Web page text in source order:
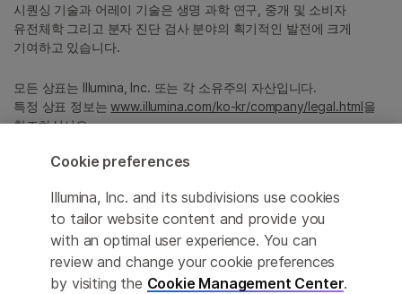
시퀀싱 기술과 어레이 기술은 생명 과학 연구, 중개 및 소비자
유전체학 그리고 분자 진단 검사 분야의 획기적인 발전에 크게
기여하고 있습니다.
모든 상표는 Illumina, Inc. 또는 각 소유주의 자산입니다.
특정 상표 정보는www.illumina.com/ko-kr/company/legal.html을
참조하십시오.
Privacy Policy
© 2026 Illumina, Inc. All rights reserved.
Cookie preferences
Illumina, Inc. and its subdivisions use cookies
to tailor website content and provide you
with an optimal user experience. You can
review and change your cookie preferences
by visiting the Cookie Management Center.